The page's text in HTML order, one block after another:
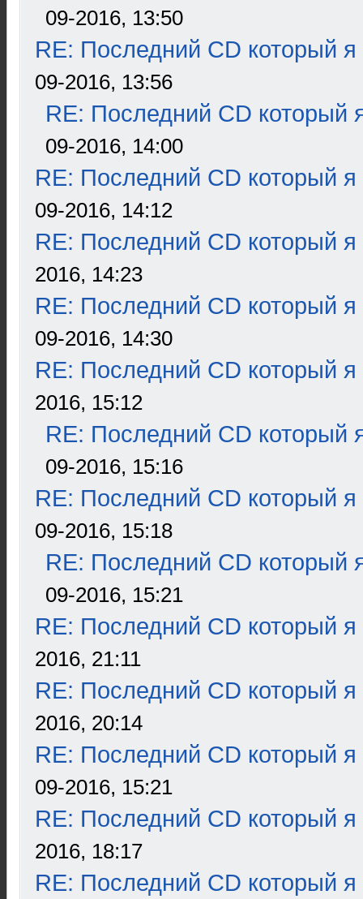
09-2016, 13:50
RE: Последний CD который я
09-2016, 13:56
RE: Последний CD который
09-2016, 14:00
RE: Последний CD который я
09-2016, 14:12
RE: Последний CD который я
2016, 14:23
RE: Последний CD который я
09-2016, 14:30
RE: Последний CD который я
2016, 15:12
RE: Последний CD который
09-2016, 15:16
RE: Последний CD который я
09-2016, 15:18
RE: Последний CD который
09-2016, 15:21
RE: Последний CD который я
2016, 21:11
RE: Последний CD который я
2016, 20:14
RE: Последний CD который я
09-2016, 15:21
RE: Последний CD который я
2016, 18:17
RE: Последний CD который я